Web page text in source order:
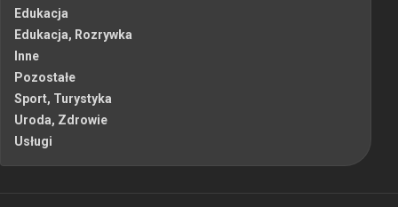
Edukacja
Edukacja, Rozrywka
Inne
Pozostałe
Sport, Turystyka
Uroda, Zdrowie
Usługi